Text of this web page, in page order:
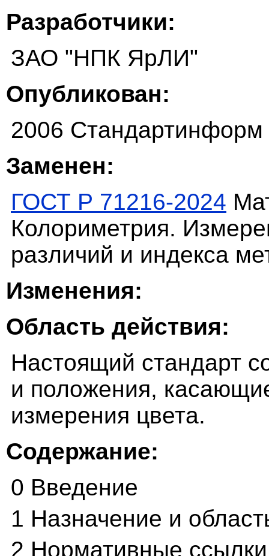
Разработчики:
ЗАО "НПК ЯрЛИ"
Опубликован:
2006 Стандартинформ
Заменен:
ГОСТ Р 71216-2024
Колориметрия.
различий и индекса
Изменения:
Область действия:
Настоящий стандарт
и положения,
измерения цвета.
Содержание:
0 Введение
1 Назначение и
2 Нормативные ссылки